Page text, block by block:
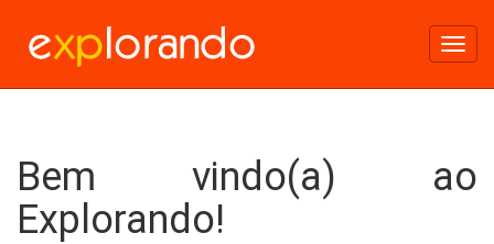
Bem vindo(a) ao
Explorando!